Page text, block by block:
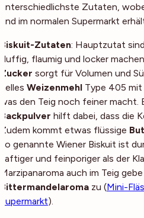
unterschiedlichste Zutaten,
und im normalen Supermarkt
Biskuit-Zutaten: Hauptzutat sind
fluffig, flaumig und locker
Zucker sorgt für Volumen und
helles Weizenmehl Type 405
was den Teig noch feiner macht.
Backpulver hilft dabei, dass die
Zudem kommt etwas flüssige
so genannte Wiener Biskuit ist
saftiger und feinporiger als der
Marzipanaroma auch im Teig
Bittermandelaroma zu (Mini-
Supermarkt).